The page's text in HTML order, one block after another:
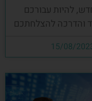
להיות עבורכם
והדרכה להצלחתכם